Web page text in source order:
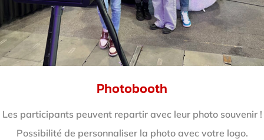
Photobooth
Les participants peuvent repartir avec leur photo souvenir !
Possibilité de personnaliser la photo avec votre logo.